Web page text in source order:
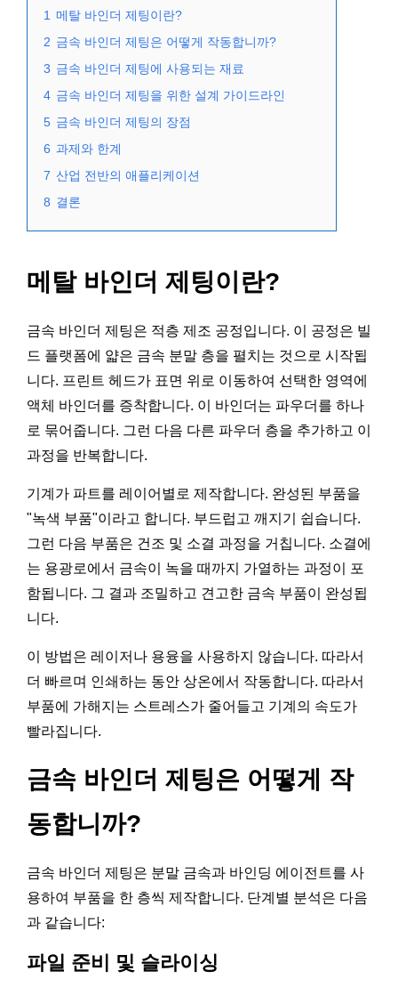
1 메탈 바인더 제팅이란?
2 금속 바인더 제팅은 어떻게 작동합니까?
3 금속 바인더 제팅에 사용되는 재료
4 금속 바인더 제팅을 위한 설계 가이드라인
5 금속 바인더 제팅의 장점
6 과제와 한계
7 산업 전반의 애플리케이션
8 결론
메탈 바인더 제팅이란?
금속 바인더 제팅은 적층 제조 공정입니다. 이 공정은 빌
드 플랫폼에 얇은 금속 분말 층을 펼치는 것으로 시작됩
니다. 프린트 헤드가 표면 위로 이동하여 선택한 영역에
액체 바인더를 증착합니다. 이 바인더는 파우더를 하나
로 묶어줍니다. 그런 다음 다른 파우더 층을 추가하고 이
과정을 반복합니다.
기계가 파트를 레이어별로 제작합니다. 완성된 부품을
"녹색 부품"이라고 합니다. 부드럽고 깨지기 쉽습니다.
그런 다음 부품은 건조 및 소결 과정을 거칩니다. 소결에
는 용광로에서 금속이 녹을 때까지 가열하는 과정이 포
함됩니다. 그 결과 조밀하고 견고한 금속 부품이 완성됩
니다.
이 방법은 레이저나 용융을 사용하지 않습니다. 따라서
더 빠르며 인쇄하는 동안 상온에서 작동합니다. 따라서
부품에 가해지는 스트레스가 줄어들고 기계의 속도가
빨라집니다.
금속 바인더 제팅은 어떻게 작
동합니까?
금속 바인더 제팅은 분말 금속과 바인딩 에이전트를 사
용하여 부품을 한 층씩 제작합니다. 단계별 분석은 다음
과 같습니다:
파일 준비 및 슬라이싱